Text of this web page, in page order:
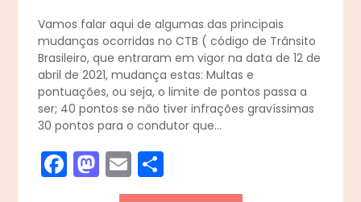
Vamos falar aqui de algumas das principais
mudanças ocorridas no CTB ( código de Trânsito
Brasileiro, que entraram em vigor na data de 12 de
abril de 2021, mudança estas: Multas e
pontuações, ou seja, o limite de pontos passa a
ser; 40 pontos se não tiver infrações gravíssimas
30 pontos para o condutor que…
Facebook
Mastodon
Email